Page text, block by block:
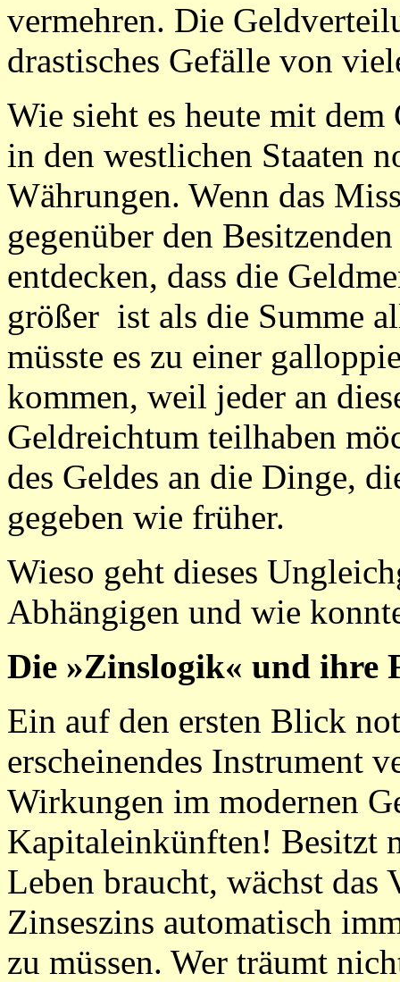
vermehren. Die
drastisches Gefälle von
Wie sieht es heute mit
in den westlichen Staaten
Währungen. Wenn das
gegenüber den
entdecken, dass die
größer ist als die Summe
müsste es zu einer
kommen, weil jeder an
Geldreichtum teilhaben
des Geldes an die Dinge,
gegeben wie früher.
Wieso geht dieses
Abhängigen und wie
Die »Zinslogik« und ihre
Ein auf den ersten Blick
erscheinendes Instrument
Wirkungen im modernen
Kapitaleinkünften! Besitzt
Leben braucht, wächst das
Zinseszins automatisch
zu müssen. Wer träumt